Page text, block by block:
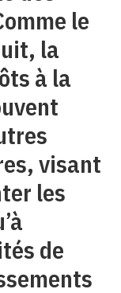
le
la
à la
visant
les
de